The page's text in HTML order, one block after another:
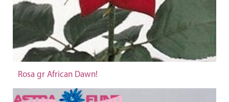
Rosa gr African Dawn!